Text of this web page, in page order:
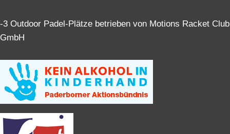
-3 Outdoor Padel-Plätze betrieben von Motions Racket Club
GmbH